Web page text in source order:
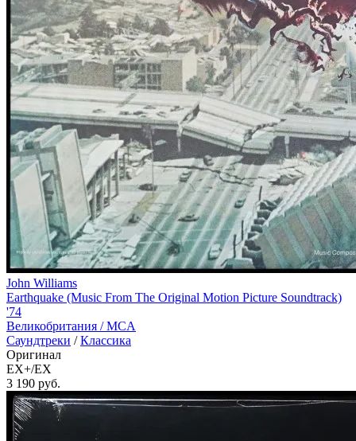
John Williams
Earthquake (Music From The Original Motion Picture Soundtrack)
'74
Великобритания /MCA
Саундтреки /Классика
Оригинал
EX+/EX
3 190 руб.